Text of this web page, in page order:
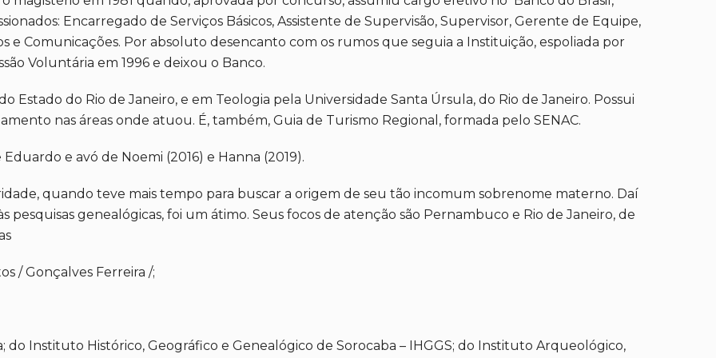
Encarregado de Serviços Básicos, Assistente de Supervisão, Supervisor, Gerente de Equipe,
e Comunicações. Por absoluto desencanto com os rumos que seguia a Instituição, espoliada por
Voluntária em 1996 e deixou o Banco.
Estado do Rio de Janeiro, e em Teologia pela Universidade Santa Úrsula, do Rio de Janeiro. Possui
nas áreas onde atuou. É, também, Guia de Turismo Regional, formada pelo SENAC.
e avó de Noemi (2016) e Hanna (2019).
quando teve mais tempo para buscar a origem de seu tão incomum sobrenome materno. Daí
pesquisas genealógicas, foi um átimo. Seus focos de atenção são Pernambuco e Rio de Janeiro, de
/ Gonçalves Ferreira /;
Instituto Histórico, Geográfico e Genealógico de Sorocaba – IHGGS; do Instituto Arqueológico,